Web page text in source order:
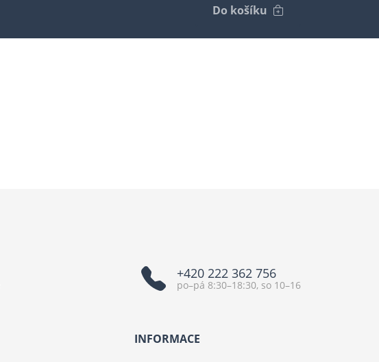
Do košíku
+420 222 362 756
po–pá 8:30–18:30, so 10–16
INFORMACE